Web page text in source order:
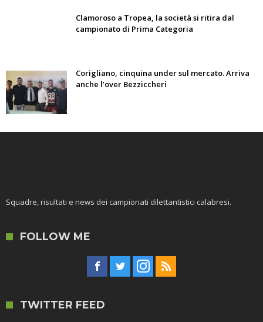
Clamoroso a Tropea, la società si ritira dal
campionato di Prima Categoria
Corigliano, cinquina under sul mercato. Arriva
anche l’over Bezziccheri
Squadre, risultati e news dei campionati dilettantistici calabresi.
FOLLOW ME
TWITTER FEED